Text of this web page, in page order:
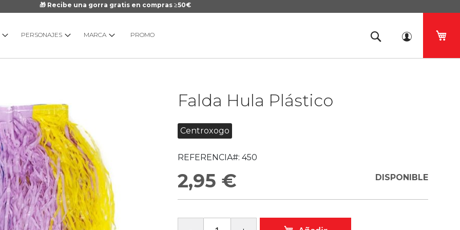
🎁 Recibe una gorra gratis en compras ≥50€
PERSONAJES MARCA PROMO
Falda Hula Plástico
Centroxogo
REFERENCIA#: 450
2,95 € DISPONIBLE
imágenes